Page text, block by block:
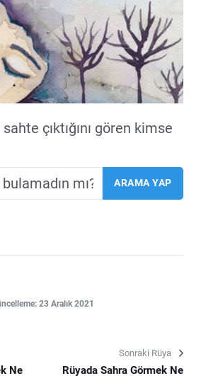
çıktığını gören kimse
23 Aralık 2021
Ne
Sonraki Rüya
Rüyada Sahra Görmek Ne